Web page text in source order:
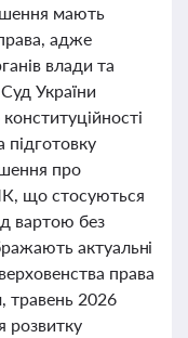
мають
адже
влади та
України
підготовку
про
що стосуються
вартою без
актуальні
права
травень 2026
розвитку